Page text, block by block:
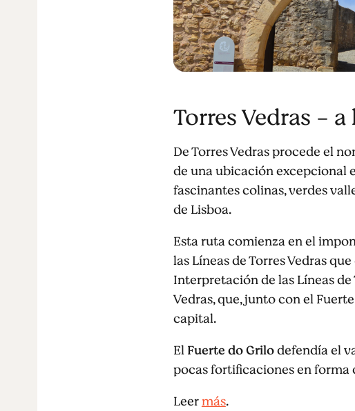
Torres Vedras - a
De Torres Vedras procede el
de una ubicación excepcional
fascinantes colinas, verdes
de Lisboa.
Esta ruta comienza en el
las Líneas de Torres Vedras
Interpretación de las Líneas
Vedras, que, junto con el
capital.
ElFuerte do Grilodefendía el
pocas fortificaciones en forma
Leermás.